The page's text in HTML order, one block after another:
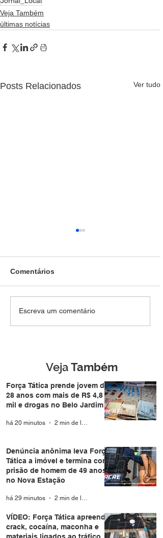
Veja Também
últimas notícias
Posts Relacionados Ver tudo
Denúncia anônima leva
Comentários
Escreva um comentário
VejaTambém
Força Tática prende jovem de
28 anos com mais de R$ 4,8
mil e drogas no Belo Jardim I
há 20 minutos
Denúncia anônima leva Força
Tática a imóvel e termina com
prisão de homem de 49 anos
no Nova Estação
há 29 minutos 2 min de leitura
VÍDEO: Força Tática apreende
crack, cocaína, maconha e
materiais ligados ao tráfico